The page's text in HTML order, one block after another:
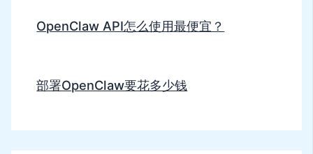
OpenClaw API怎么使用最便宜？
部署OpenClaw要花多少钱